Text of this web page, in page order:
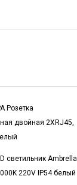
Розетка
двойная 2XRJ45,
светильник Ambrella
220V IP54 белый